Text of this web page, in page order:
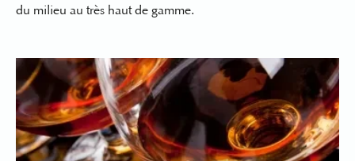
du milieu au très haut de gamme.